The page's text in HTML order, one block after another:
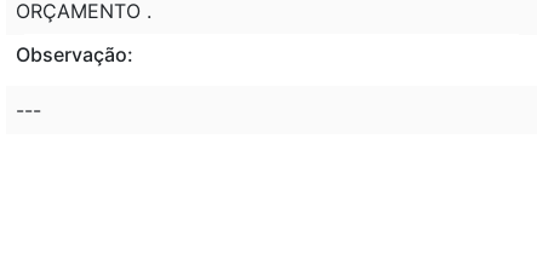
ORÇAMENTO .
Observação:
---